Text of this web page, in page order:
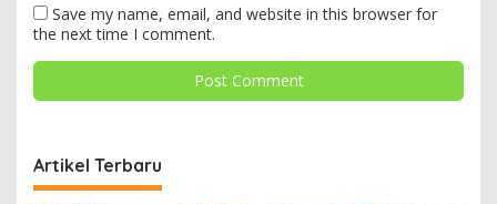
Save my name, email, and website in this browser for
the next time I comment.
Artikel Terbaru